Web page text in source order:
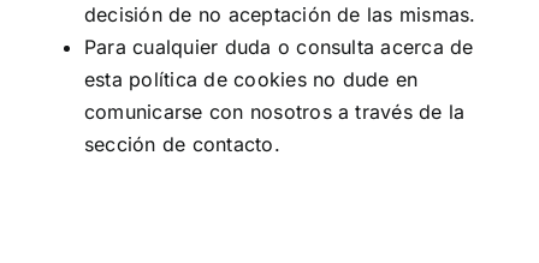
decisión de no aceptación de las mismas.
Para cualquier duda o consulta acerca de
esta política de cookies no dude en
comunicarse con nosotros a través de la
sección de contacto.